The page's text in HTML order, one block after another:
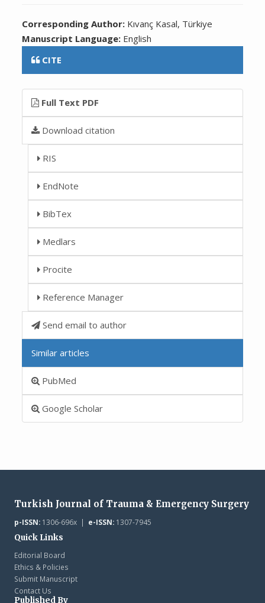
Corresponding Author: Kıvanç Kasal, Türkiye
Manuscript Language: English
CITE
Full Text PDF
Download citation
RIS
EndNote
BibTex
Medlars
Procite
Reference Manager
Send email to author
Similar articles
PubMed
Google Scholar
Turkish Journal of Trauma & Emergency Surgery
p-ISSN:1306-696x | e-ISSN:1307-7945
Quick Links
Editorial Board
Ethics & Policies
Submit Manuscript
Contact Us
Published By